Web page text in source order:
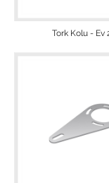
Tork Kolu - Ev